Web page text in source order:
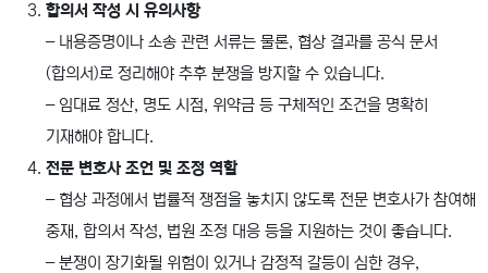
합의서 작성 시 유의사항
– 내용증명이나 소송 관련 서류는 물론, 협상 결과를 공식 문서
(합의서)로 정리해야 추후 분쟁을 방지할 수 있습니다.
– 임대료 정산, 명도 시점, 위약금 등 구체적인 조건을 명확히
기재해야 합니다.
전문 변호사 조언 및 조정 역할
– 협상 과정에서 법률적 쟁점을 놓치지 않도록 전문 변호사가 참여해
중재, 합의서 작성, 법원 조정 대응 등을 지원하는 것이 좋습니다.
– 분쟁이 장기화될 위험이 있거나 감정적 갈등이 심한 경우,